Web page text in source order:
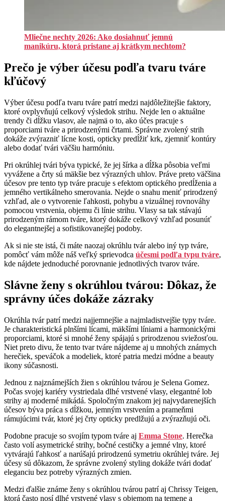
Mliečne nechty 2026: Ako dosiahnuť jemnú
manikúru, ktorá pristane aj krátkym nechtom?
Prečo je výber účesu podľa tvaru tváre
kľúčový
Výber účesu podľa tvaru tváre patrí medzi najdôležitejšie faktory,
ktoré ovplyvňujú celkový výsledok strihu. Nejde len o aktuálne
trendy či dĺžku vlasov, ale najmä o to, ako účes pracuje s
proporciami tváre a prirodzenými črtami. Správne zvolený strih
dokáže zvýrazniť lícne kosti, opticky predĺžiť krk, zjemniť kontúry
alebo dodať tvári väčšiu harmóniu.
Pri okrúhlej tvári býva typické, že jej šírka a dĺžka pôsobia veľmi
vyvážene a črty sú mäkšie bez výrazných uhlov. Práve preto väčšina
účesov pre tento typ tváre pracuje s efektom optického predĺženia a
jemného vertikálneho smerovania. Nejde o snahu meniť prirodzený
vzhľad, ale o vytvorenie ľahkosti, pohybu a vizuálnej rovnováhy
pomocou vrstvenia, objemu či línie strihu. Vlasy sa tak stávajú
prirodzeným rámom tváre, ktorý dokáže celkový vzhľad posunúť
do elegantnejšej a sofistikovanejšej podoby.
Ak si nie ste istá, či máte naozaj okrúhlu tvár alebo iný typ tváre,
pomôcť vám môže náš veľký sprievodca účesmi podľa typu tváre,
kde nájdete jednoduché porovnanie jednotlivých tvarov tváre.
Slávne ženy s okrúhlou tvárou: Dôkaz, že
správny účes dokáže zázraky
Okrúhla tvár patrí medzi najjemnejšie a najmladistvejšie typy tváre.
Je charakteristická plnšími lícami, mäkšími líniami a harmonickými
proporciami, ktoré si mnohé ženy spájajú s prirodzenou sviežosťou.
Niet preto divu, že tento tvar tváre nájdeme aj u mnohých známych
herečiek, speváčok a modeliek, ktoré patria medzi módne a beauty
ikony súčasnosti.
Jednou z najznámejších žien s okrúhlou tvárou je Selena Gomez.
Počas svojej kariéry vystriedala dlhé vrstvené vlasy, elegantné lob
strihy aj moderné mikádá. Spoločným znakom jej najvydarenejších
účesov býva práca s dĺžkou, jemným vrstvením a prameňmi
rámujúcimi tvár, ktoré jej črty opticky predlžujú a zvýrazňujú oči.
Podobne pracuje so svojím typom tváre aj Emma Stone. Herečka
často volí asymetrické strihy, bočné cestičky a jemné vlny, ktoré
vytvárajú ľahkosť a narúšajú prirodzenú symetriu okrúhlej tváre. Jej
účesy sú dôkazom, že správne zvolený styling dokáže tvári dodať
eleganciu bez potreby výrazných zmien.
Medzi ďalšie známe ženy s okrúhlou tvárou patrí aj Chrissy Teigen,
ktorá často nosí dlhé vrstvené vlasy s objemom na temene a